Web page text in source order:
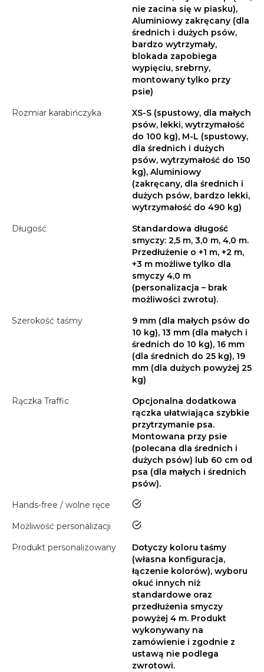
nie zacina się w piasku),
Aluminiowy zakręcany (dla
średnich i dużych psów,
bardzo wytrzymały,
blokada zapobiega
wypięciu, srebrny,
montowany tylko przy
psie)
Rozmiar karabińczyka
XS-S (spustowy, dla małych
psów, lekki, wytrzymałość
do 100 kg), M-L (spustowy,
dla średnich i dużych
psów, wytrzymałość do 150
kg), Aluminiowy
(zakręcany, dla średnich i
dużych psów, bardzo lekki,
wytrzymałość do 490 kg)
Długość
Standardowa długość
smyczy: 2,5 m, 3,0 m, 4,0 m.
Przedłużenie o +1 m, +2 m,
+3 m możliwe tylko dla
smyczy 4,0 m
(personalizacja – brak
możliwości zwrotu).
Szerokość taśmy
9 mm (dla małych psów do
10 kg), 13 mm (dla małych i
średnich do 10 kg), 16 mm
(dla średnich do 25 kg), 19
mm (dla dużych powyżej 25
kg)
Rączka Traffic
Opcjonalna dodatkowa
rączka ułatwiająca szybkie
przytrzymanie psa.
Montowana przy psie
(polecana dla średnich i
dużych psów) lub 60 cm od
psa (dla małych i średnich
psów).
Hands-free / wolne ręce
tak
Możliwość personalizacji tak
Produkt personalizowany
Dotyczy koloru taśmy
(własna konfiguracja,
łączenie kolorów), wyboru
okuć innych niż
standardowe oraz
przedłużenia smyczy
powyżej 4 m. Produkt
wykonywany na
zamówienie i zgodnie z
ustawą nie podlega
zwrotowi.